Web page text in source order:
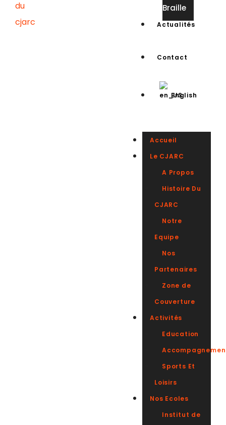
Braille
Actualités
Contact
English
Accueil
Le CJARC
A Propos
Histoire Du
CJARC
Notre
Equipe
Nos
Partenaires
Zone de
Couverture
Activités
Education
Sports Et
Loisirs
Nos Ecoles
Institut de